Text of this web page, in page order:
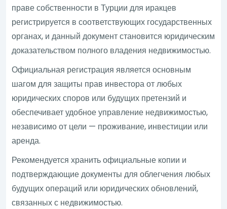
праве собственности в Турции для иракцев
регистрируется в соответствующих государственных
органах, и данный документ становится юридическим
доказательством полного владения недвижимостью.
Официальная регистрация является основным
шагом для защиты прав инвестора от любых
юридических споров или будущих претензий и
обеспечивает удобное управление недвижимостью,
независимо от цели — проживание, инвестиции или
аренда.
Рекомендуется хранить официальные копии и
подтверждающие документы для облегчения любых
будущих операций или юридических обновлений,
связанных с недвижимостью.